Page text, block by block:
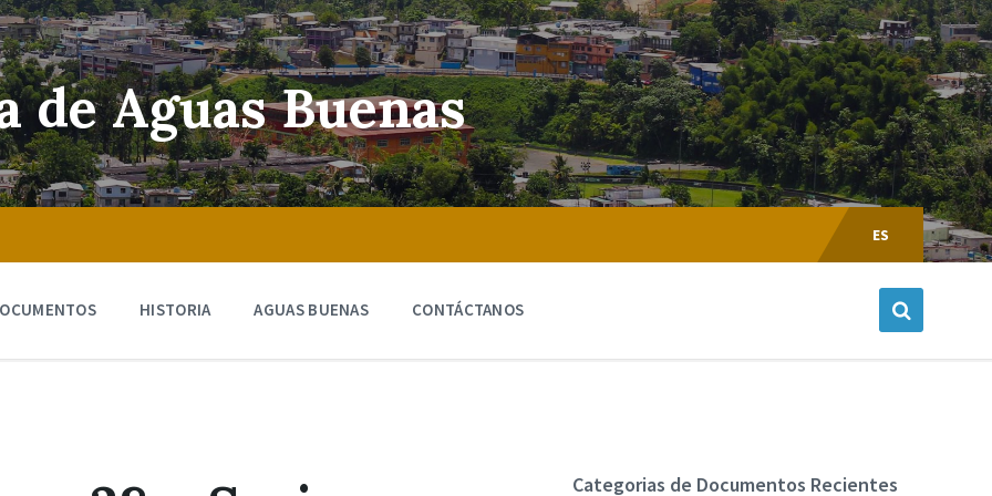
de Aguas Buenas
Escoger
Lenguaje:
ES
HISTORIA AGUAS BUENAS CONTÁCTANOS
Categorias de Documentos Recientes